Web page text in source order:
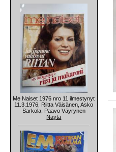
Me Naiset 1976 nro 11 ilmestynyt
11.3.1976, Riitta Väisänen, Asko
Sarkola, Paavo Väyrynen
Näytä